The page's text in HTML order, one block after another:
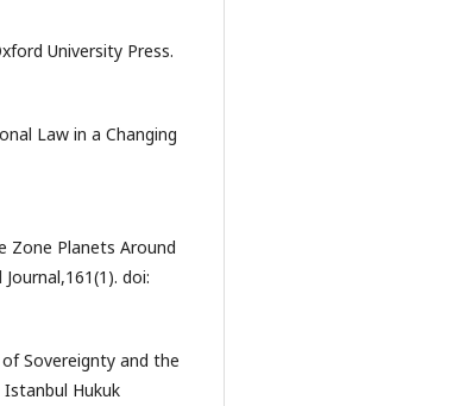
University Press.
Law in a Changing
Zone Planets Around
doi:
Sovereignty and the
Hukuk